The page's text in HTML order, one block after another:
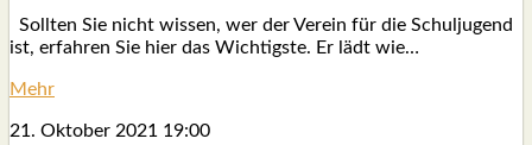
Soll­ten Sie nicht wis­sen, wer der Ver­ein für die Schul­ju­gend
ist, erfah­ren Sie hier das Wich­tigs­te. Er lädt wie…
Mehr
21. Okto­ber 2021 19:00